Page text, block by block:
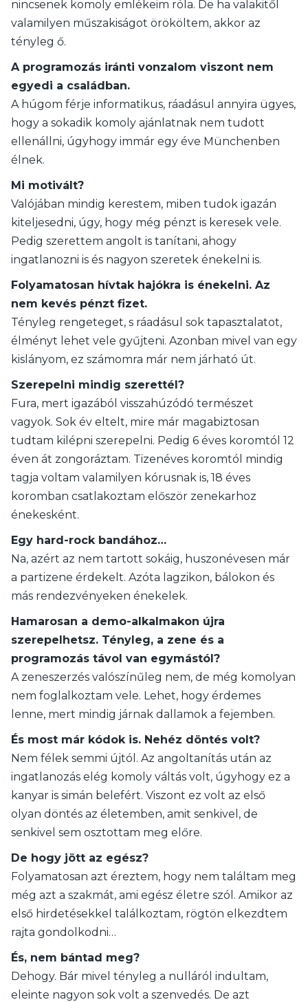
nincsenek komoly emlékeim róla. De ha valakitől
valamilyen műszakiságot örököltem, akkor az
tényleg ő.
A programozás iránti vonzalom viszont nem
egyedi a családban.
A húgom férje informatikus, ráadásul annyira ügyes,
hogy a sokadik komoly ajánlatnak nem tudott
ellenállni, úgyhogy immár egy éve Münchenben
élnek.
Mi motivált?
Valójában mindig kerestem, miben tudok igazán
kiteljesedni, úgy, hogy még pénzt is keresek vele.
Pedig szerettem angolt is tanítani, ahogy
ingatlanozni is és nagyon szeretek énekelni is.
Folyamatosan hívtak hajókra is énekelni. Az
nem kevés pénzt fizet.
Tényleg rengeteget, s ráadásul sok tapasztalatot,
élményt lehet vele gyűjteni. Azonban mivel van egy
kislányom, ez számomra már nem járható út.
Szerepelni mindig szerettél?
Fura, mert igazából visszahúzódó természet
vagyok. Sok év eltelt, mire már magabiztosan
tudtam kilépni szerepelni. Pedig 6 éves koromtól 12
éven át zongoráztam. Tizenéves koromtól mindig
tagja voltam valamilyen kórusnak is, 18 éves
koromban csatlakoztam először zenekarhoz
énekesként.
Egy hard-rock bandához…
Na, azért az nem tartott sokáig, huszonévesen már
a partizene érdekelt. Azóta lagzikon, bálokon és
más rendezvényeken énekelek.
Hamarosan a demo-alkalmakon újra
szerepelhetsz. Tényleg, a zene és a
programozás távol van egymástól?
A zeneszerzés valószínűleg nem, de még komolyan
nem foglalkoztam vele. Lehet, hogy érdemes
lenne, mert mindig járnak dallamok a fejemben.
És most már kódok is. Nehéz döntés volt?
Nem félek semmi újtól. Az angoltanítás után az
ingatlanozás elég komoly váltás volt, úgyhogy ez a
kanyar is simán belefért. Viszont ez volt az első
olyan döntés az életemben, amit senkivel, de
senkivel sem osztottam meg előre.
De hogy jött az egész?
Folyamatosan azt éreztem, hogy nem találtam meg
még azt a szakmát, ami egész életre szól. Amikor az
első hirdetésekkel találkoztam, rögtön elkezdtem
rajta gondolkodni…
És, nem bántad meg?
Dehogy. Bár mivel tényleg a nulláról indultam,
eleinte nagyon sok volt a szenvedés. De azt